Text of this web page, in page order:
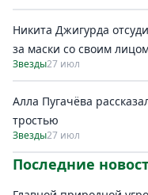
Никита Джигурда
за маски со своим
Звезды27 июл
Алла Пугачёва
тростью
Звезды27 июл
Последние